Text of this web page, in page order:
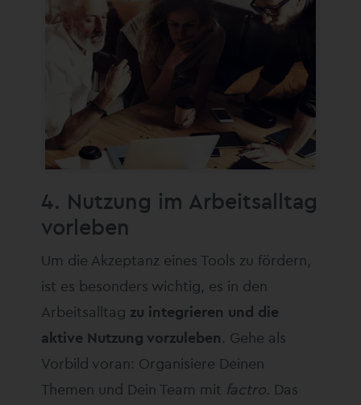
4. Nutzung im Arbeitsalltag
vorleben
Um die Akzeptanz eines Tools zu fördern,
ist es besonders wichtig, es in den
Arbeitsalltag zu integrieren und die
aktive Nutzung vorzuleben. Gehe als
Vorbild voran: Organisiere Deinen
Themen und Dein Team mit factro. Das